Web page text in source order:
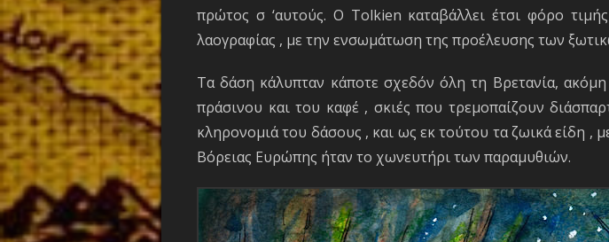
πρώτος σ ‘αυτούς. Ο Tolkien καταβάλλει έτσι φόρο
λαογραφίας , με την ενσωμάτωση της προέλευσης των
Τα δάση κάλυπταν κάποτε σχεδόν όλη τη Βρετανία,
πράσινου και του καφέ , σκιές που τρεμοπαίζουν
κληρονομιά του δάσους , και ως εκ τούτου τα ζωικά είδη ,
Βόρειας Ευρώπης ήταν το χωνευτήρι των παραμυθιών.